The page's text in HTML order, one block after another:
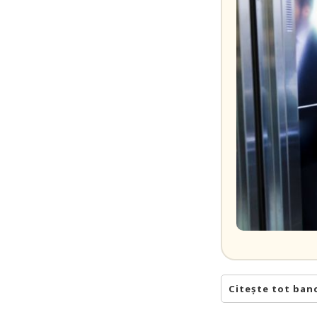
Citește tot